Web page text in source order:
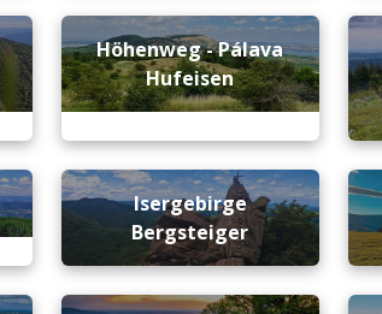
Höhenweg - Pálava
Hufeisen
Isergebirge
Bergsteiger